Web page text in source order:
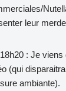
leur
: Je viens
(qui
ambiante).